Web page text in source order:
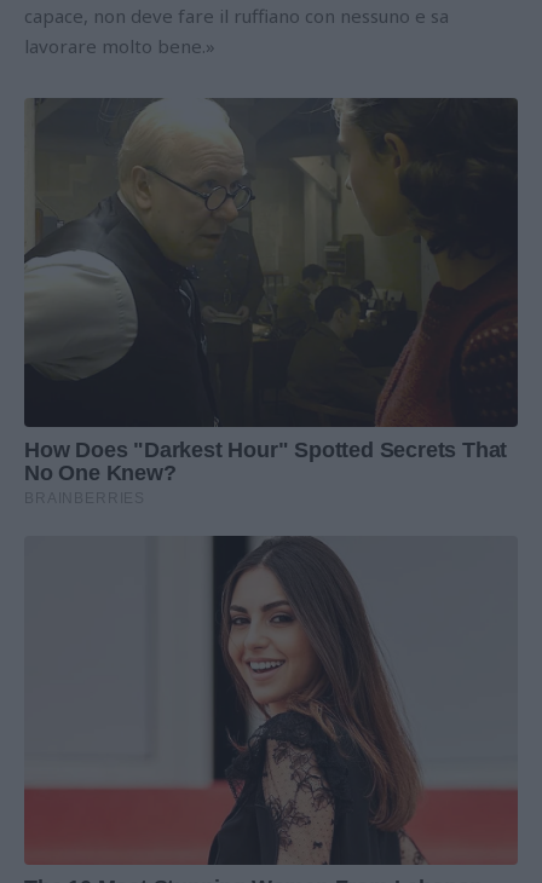
capace, non deve fare il ruffiano con nessuno e sa
lavorare molto bene.»